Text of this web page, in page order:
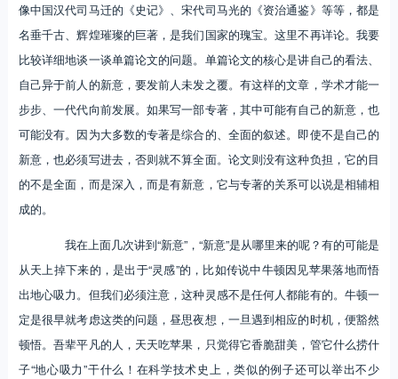
像中国汉代司马迁的《史记》、宋代司马光的《资治通鉴》等等，都是
名垂千古、辉煌璀璨的巨著，是我们国家的瑰宝。这里不再详论。我要
比较详细地谈一谈单篇论文的问题。单篇论文的核心是讲自己的看法、
自己异于前人的新意，要发前人未发之覆。有这样的文章，学术才能一
步步、一代代向前发展。如果写一部专著，其中可能有自己的新意，也
可能没有。因为大多数的专著是综合的、全面的叙述。即使不是自己的
新意，也必须写进去，否则就不算全面。论文则没有这种负担，它的目
的不是全面，而是深入，而是有新意，它与专著的关系可以说是相辅相
成的。
我在上面几次讲到“新意”，“新意”是从哪里来的呢？有的可能是
从天上掉下来的，是出于“灵感”的，比如传说中牛顿因见苹果落地而悟
出地心吸力。但我们必须注意，这种灵感不是任何人都能有的。牛顿一
定是很早就考虑这类的问题，昼思夜想，一旦遇到相应的时机，便豁然
顿悟。吾辈平凡的人，天天吃苹果，只觉得它香脆甜美，管它什么捞什
子“地心吸力”干什么！在科学技术史上，类似的例子还可以举出不少